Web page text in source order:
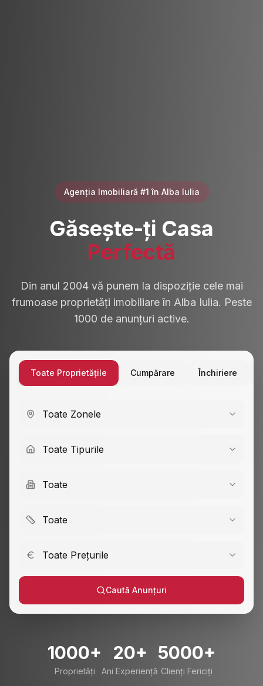
Agenția Imobiliară #1 în Alba Iulia
Găsește-ți Casa
Perfectă
Din anul 2004 vă punem la dispoziție cele mai
frumoase proprietăți imobiliare în Alba Iulia. Peste
1000 de anunțuri active.
Toate Proprietățile Cumpărare Închiriere
Toate Zonele
Toate Tipurile
Toate
Toate
Toate Prețurile
Caută Anunțuri
1000+
Proprietăți
20+
Ani Experiență
5000+
Clienți Fericiți